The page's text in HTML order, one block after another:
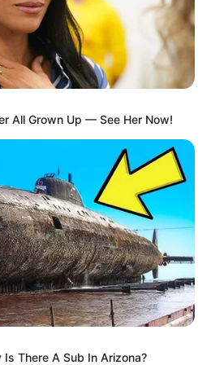
All Grown Up — See Her Now!
There A Sub In Arizona?